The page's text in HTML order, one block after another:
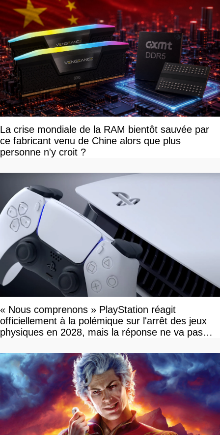
La crise mondiale de la RAM bientôt sauvée par
ce fabricant venu de Chine alors que plus
personne n'y croit ?
« Nous comprenons » PlayStation réagit
officiellement à la polémique sur l'arrêt des jeux
physiques en 2028, mais la réponse ne va pas